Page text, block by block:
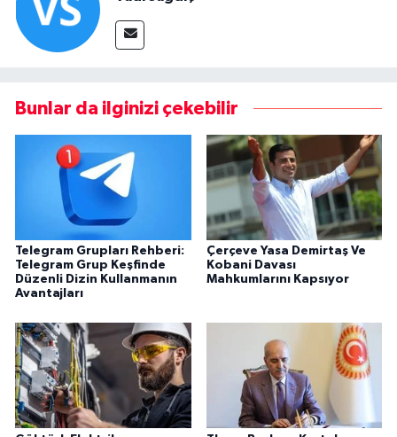
Bunlar da ilginizi çekebilir
Telegram Grupları Rehberi:
Telegram Grup Keşfinde
Düzenli Dizin Kullanmanın
Avantajları
Çerçeve Yasa Demirtaş Ve
Kobani Davası
Mahkumlarını Kapsıyor